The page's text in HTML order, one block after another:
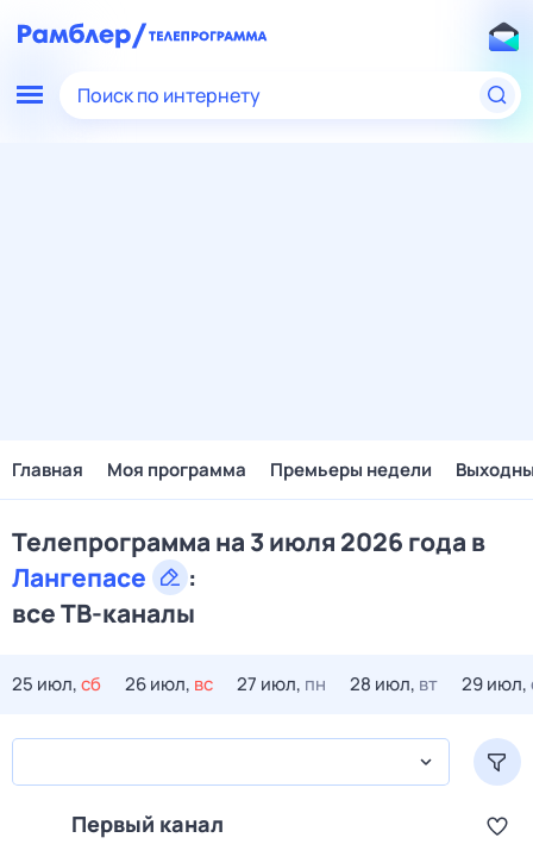
Поиск по интернету
Главная Моя программа Премьеры недели
Телепрограмма на 3 июля 2026 года в
Лангепасе
:
все ТВ-каналы
25 июл,сб 26 июл, вс 27 июл, пн 28 июл, вт 29 июл,
Первый канал